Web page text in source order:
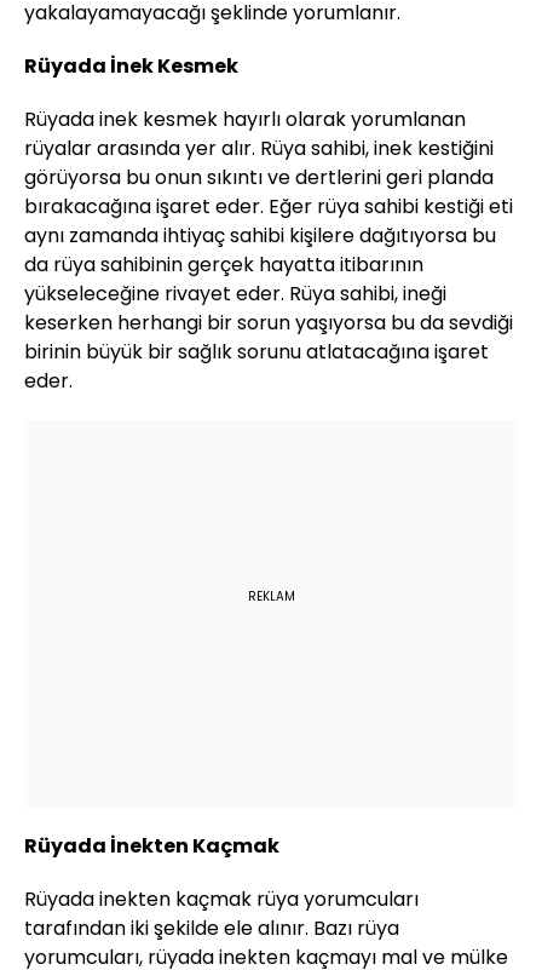
yakalayamayacağı şeklinde yorumlanır.
Rüyada İnek Kesmek
Rüyada inek kesmek hayırlı olarak yorumlanan
rüyalar arasında yer alır. Rüya sahibi, inek kestiğini
görüyorsa bu onun sıkıntı ve dertlerini geri planda
bırakacağına işaret eder. Eğer rüya sahibi kestiği eti
aynı zamanda ihtiyaç sahibi kişilere dağıtıyorsa bu
da rüya sahibinin gerçek hayatta itibarının
yükseleceğine rivayet eder. Rüya sahibi, ineği
keserken herhangi bir sorun yaşıyorsa bu da sevdiği
birinin büyük bir sağlık sorunu atlatacağına işaret
eder.
REKLAM
Rüyada İnekten Kaçmak
Rüyada inekten kaçmak rüya yorumcuları
tarafından iki şekilde ele alınır. Bazı rüya
yorumcuları, rüyada inekten kaçmayı mal ve mülke